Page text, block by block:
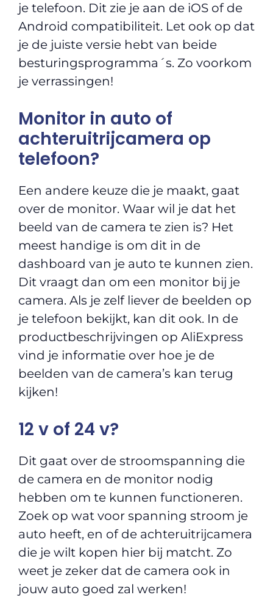
je telefoon. Dit zie je aan de iOS of de
Android compatibiliteit. Let ook op dat
je de juiste versie hebt van beide
besturingsprogramma´s. Zo voorkom
je verrassingen!
Monitor in auto of
achteruitrijcamera op
telefoon?
Een andere keuze die je maakt, gaat
over de monitor. Waar wil je dat het
beeld van de camera te zien is? Het
meest handige is om dit in de
dashboard van je auto te kunnen zien.
Dit vraagt dan om een monitor bij je
camera. Als je zelf liever de beelden op
je telefoon bekijkt, kan dit ook. In de
productbeschrijvingen op AliExpress
vind je informatie over hoe je de
beelden van de camera’s kan terug
kijken!
12 v of 24 v?
Dit gaat over de stroomspanning die
de camera en de monitor nodig
hebben om te kunnen functioneren.
Zoek op wat voor spanning stroom je
auto heeft, en of de achteruitrijcamera
die je wilt kopen hier bij matcht. Zo
weet je zeker dat de camera ook in
jouw auto goed zal werken!